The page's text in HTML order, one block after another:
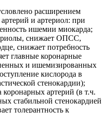
расширением
и артериол: при
ишемии миокарда;
снижает ОПСС,
снижает потребность
главные коронарные
и ишемизированных
кислорода в
стенокардии);
коронарных артерий (в т.ч.
стабильной стенокардией
толерантность к